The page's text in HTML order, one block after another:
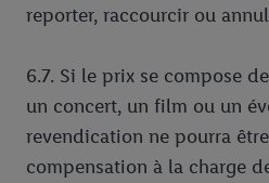
reporter, raccourcir ou
6.7. Si le prix se compose
un concert, un film ou un
revendication ne pourra
compensation à la charge